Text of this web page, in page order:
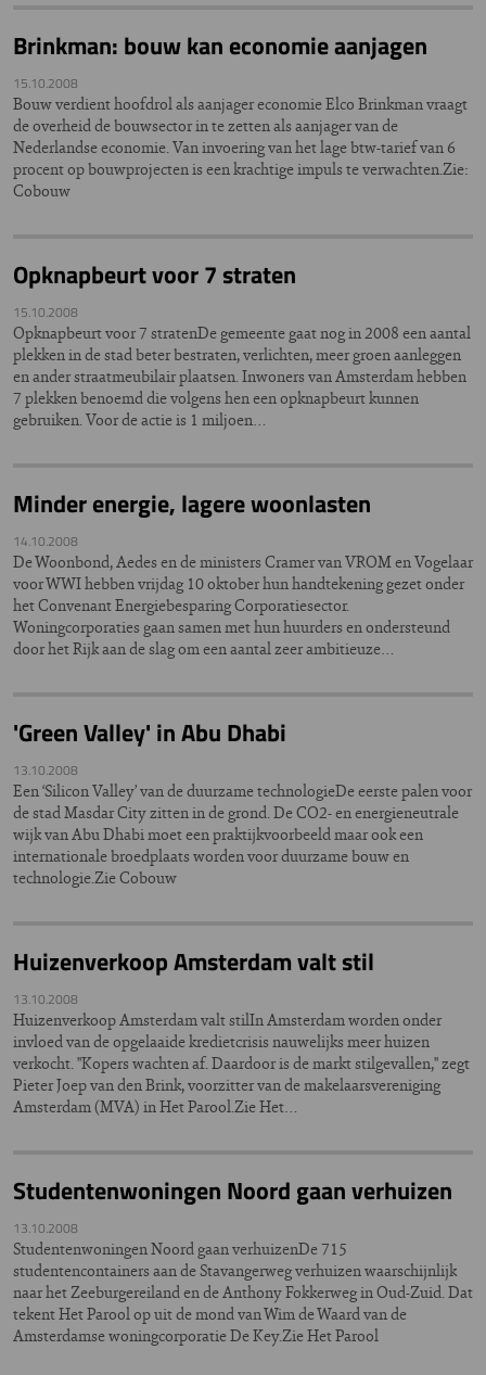
Brinkman: bouw kan economie aanjagen
15.10.2008
Bouw verdient hoofdrol als aanjager economie Elco Brinkman vraagt
de overheid de bouwsector in te zetten als aanjager van de
Nederlandse economie. Van invoering van het lage btw-tarief van 6
procent op bouwprojecten is een krachtige impuls te verwachten.Zie:
Cobouw
Opknapbeurt voor 7 straten
15.10.2008
Opknapbeurt voor 7 stratenDe gemeente gaat nog in 2008 een aantal
plekken in de stad beter bestraten, verlichten, meer groen aanleggen
en ander straatmeubilair plaatsen. Inwoners van Amsterdam hebben
7 plekken benoemd die volgens hen een opknapbeurt kunnen
gebruiken. Voor de actie is 1 miljoen…
Minder energie, lagere woonlasten
14.10.2008
De Woonbond, Aedes en de ministers Cramer van VROM en Vogelaar
voor WWI hebben vrijdag 10 oktober hun handtekening gezet onder
het Convenant Energiebesparing Corporatiesector.
Woningcorporaties gaan samen met hun huurders en ondersteund
door het Rijk aan de slag om een aantal zeer ambitieuze…
'Green Valley' in Abu Dhabi
13.10.2008
Een ‘Silicon Valley’ van de duurzame technologieDe eerste palen voor
de stad Masdar City zitten in de grond. De CO2- en energieneutrale
wijk van Abu Dhabi moet een praktijkvoorbeeld maar ook een
internationale broedplaats worden voor duurzame bouw en
technologie.Zie Cobouw
Huizenverkoop Amsterdam valt stil
13.10.2008
Huizenverkoop Amsterdam valt stilIn Amsterdam worden onder
invloed van de opgelaaide kredietcrisis nauwelijks meer huizen
verkocht. ''Kopers wachten af. Daardoor is de markt stilgevallen,'' zegt
Pieter Joep van den Brink, voorzitter van de makelaarsvereniging
Amsterdam (MVA) in Het Parool.Zie Het…
Studentenwoningen Noord gaan verhuizen
13.10.2008
Studentenwoningen Noord gaan verhuizenDe 715
studentencontainers aan de Stavangerweg verhuizen waarschijnlijk
naar het Zeeburgereiland en de Anthony Fokkerweg in Oud-Zuid. Dat
tekent Het Parool op uit de mond van Wim de Waard van de
Amsterdamse woningcorporatie De Key.Zie Het Parool